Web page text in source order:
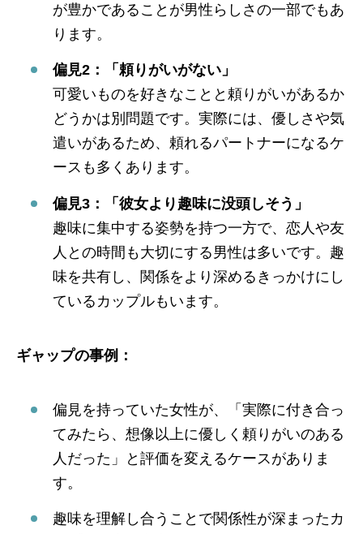
が豊かであることが男性らしさの一部でもあ
ります。
偏見2：「頼りがいがない」
可愛いものを好きなことと頼りがいがあるか
どうかは別問題です。実際には、優しさや気
遣いがあるため、頼れるパートナーになるケ
ースも多くあります。
偏見3：「彼女より趣味に没頭しそう」
趣味に集中する姿勢を持つ一方で、恋人や友
人との時間も大切にする男性は多いです。趣
味を共有し、関係をより深めるきっかけにし
ているカップルもいます。
ギャップの事例：
偏見を持っていた女性が、「実際に付き合っ
てみたら、想像以上に優しく頼りがいのある
人だった」と評価を変えるケースがありま
す。
趣味を理解し合うことで関係性が深まったカ